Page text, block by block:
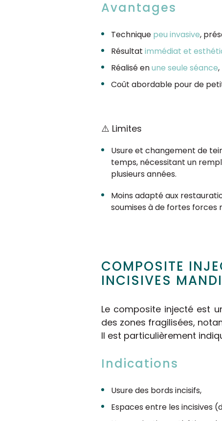
Avantages
Technique peu invasive,
Résultat immédiat et
Réalisé enune seule séance,
Coût abordable pour de
⚠️ Limites
Usure et changement de
temps, nécessitant un
plusieurs années.
Moins adapté aux
soumises à de fortes forces
COMPOSITE
INCISIVES
Le composite injecté est
des zones fragilisées,
Il est particulièrement
Indications
Usure des bords incisifs,
Espaces entre les incisives